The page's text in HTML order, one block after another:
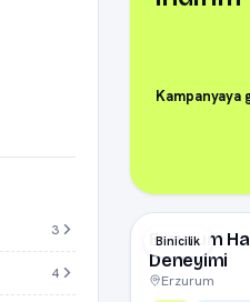
3
4
Kampanyaya
Binicilik
Erzurum
Deneyimi
Erzurum